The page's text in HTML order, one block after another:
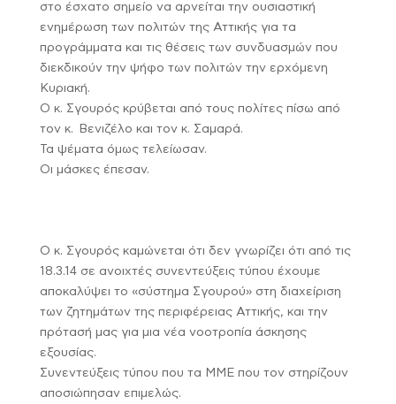
στο έσχατο σημείο να αρνείται την ουσιαστική
ενημέρωση των πολιτών της Αττικής για τα
προγράμματα και τις θέσεις των συνδυασμών που
διεκδικούν την ψήφο των πολιτών την ερχόμενη
Κυριακή.
Ο κ. Σγουρός κρύβεται από τους πολίτες πίσω από
τον κ. Βενιζέλο και τον κ. Σαμαρά.
Τα ψέματα όμως τελείωσαν.
Οι μάσκες έπεσαν.
Ο κ. Σγουρός καμώνεται ότι δεν γνωρίζει ότι από τις
18.3.14 σε ανοιχτές συνεντεύξεις τύπου έχουμε
αποκαλύψει το «σύστημα Σγουρού» στη διαχείριση
των ζητημάτων της περιφέρειας Αττικής, και την
πρότασή μας για μια νέα νοοτροπία άσκησης
εξουσίας.
Συνεντεύξεις τύπου που τα ΜΜΕ που τον στηρίζουν
αποσιώπησαν επιμελώς.